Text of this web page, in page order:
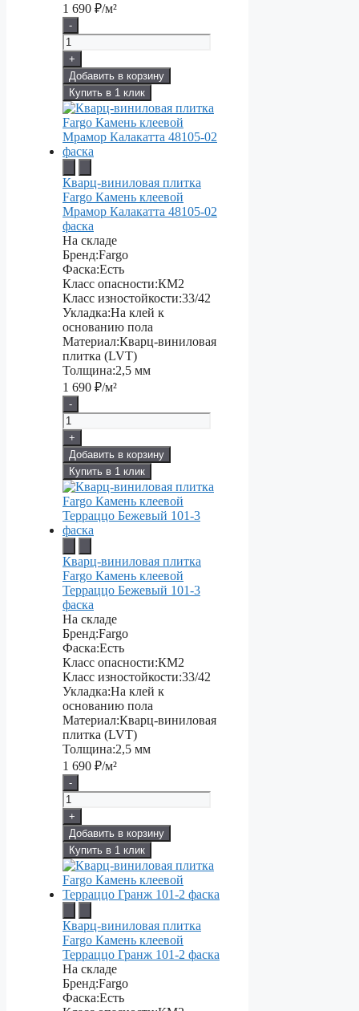
1 690 ₽/м²
-
+
Добавить в корзину
Купить в 1 клик
Кварц-виниловая плитка
Fargo Камень клеевой
Мрамор Калакатта 48105-02
фаска
На складе
Бренд:Fargo
Фаска:Есть
Класс опасности:КМ2
Класс изностойкости:33/42
Укладка:На клей к
основанию пола
Материал:Кварц-виниловая
плитка (LVT)
Толщина:2,5 мм
1 690 ₽/м²
-
+
Добавить в корзину
Купить в 1 клик
Кварц-виниловая плитка
Fargo Камень клеевой
Терраццо Бежевый 101-3
фаска
На складе
Бренд:Fargo
Фаска:Есть
Класс опасности:КМ2
Класс изностойкости:33/42
Укладка:На клей к
основанию пола
Материал:Кварц-виниловая
плитка (LVT)
Толщина:2,5 мм
1 690 ₽/м²
-
+
Добавить в корзину
Купить в 1 клик
Кварц-виниловая плитка
Fargo Камень клеевой
Терраццо Гранж 101-2 фаска
На складе
Бренд:Fargo
Фаска:Есть